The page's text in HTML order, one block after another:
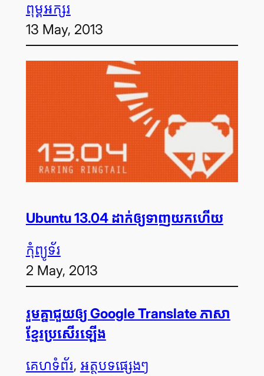
ពុម្ព​អក្សរ
13 May, 2013
Ubuntu 13.04 ដាក់​ឲ្យ​ទាញ​យក​ហើយ
កុំព្យូទ័រ
2 May, 2013
រួម​គ្នា​ជួយ​ឲ្យ Google Translate ភាសា​
ខ្មែរ​ប្រសើរ​ឡើង
គេហទំព័រ, អត្ថបទ​ផ្សេងៗ